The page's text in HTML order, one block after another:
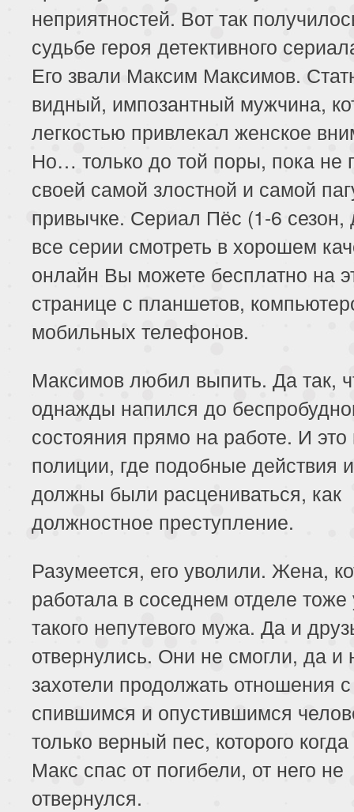
неприятностей. Вот так
судьбе героя детективного
Его звали Максим Максимов.
видный, импозантный мужчина,
легкостью привлекал женское
Но… только до той поры, пока не
своей самой злостной и самой
привычке. Сериал Пёс (1-6 сезон,
все серии смотреть в хорошем
онлайн Вы можете бесплатно на
странице с планшетов,
мобильных телефонов.
Максимов любил выпить. Да так,
однажды напился до
состояния прямо на работе. И это
полиции, где подобные действия
должны были расцениваться, как
должностное преступление.
Разумеется, его уволили. Жена,
работала в соседнем отделе
такого непутевого мужа. Да и
отвернулись. Они не смогли, да и
захотели продолжать отношения
спившимся и опустившимся
только верный пес, которого
Макс спас от погибели, от него не
отвернулся.